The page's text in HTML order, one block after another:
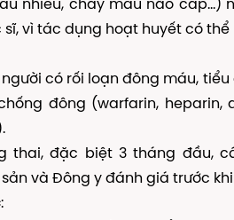
nhiều, chảy máu não cấp…)
vì tác dụng hoạt huyết có
có rối loạn đông máu,
đông (warfarin, heparin,
thai, đặc biệt 3 tháng đầu,
và Đông y đánh giá trước
: